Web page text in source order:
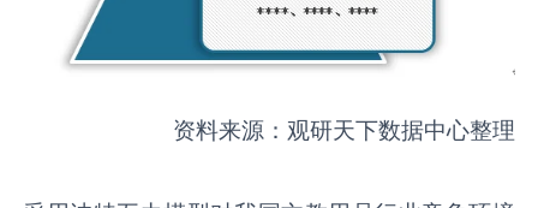
资料来源：观研天下数据中心整理